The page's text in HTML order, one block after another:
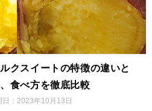
クスイートの特徴の違いと
食べ方を徹底比較
： 2023年10月13日